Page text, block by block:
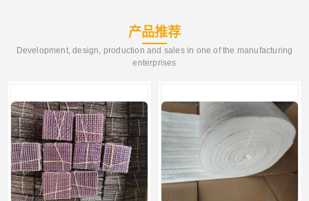
产品推荐
Development, design, production and sales in one of the manufacturing
enterprises